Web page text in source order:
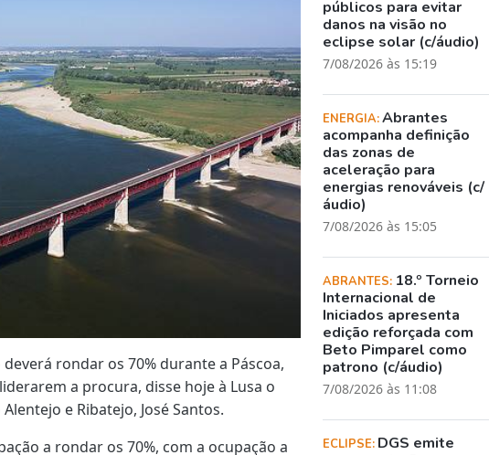
rondar os 70% durante a Páscoa,
a procura, disse hoje à Lusa o
e Ribatejo, José Santos.
a rondar os 70%, com a ocupação a
públicos para evitar
danos na visão no
eclipse solar (c/áudio)
7/08/2026 às 15:19
ENERGIA:Abrantes
acompanha definição
das zonas de
aceleração para
energias renováveis (c/
áudio)
7/08/2026 às 15:05
ABRANTES: 18.º Torneio
Internacional de
Iniciados apresenta
edição reforçada com
Beto Pimparel como
patrono (c/áudio)
7/08/2026 às 11:08
ECLIPSE: DGS emite